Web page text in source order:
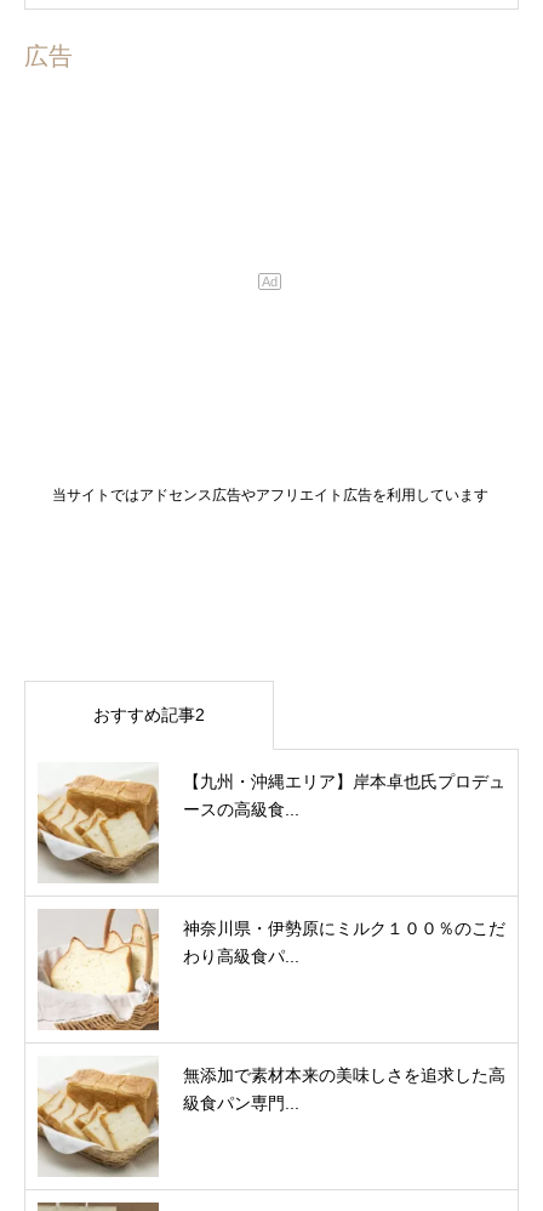
広告
当サイトではアドセンス広告やアフリエイト広告を利用しています
おすすめ記事2
【九州・沖縄エリア】岸本卓也氏プロデュ
ースの高級食...
神奈川県・伊勢原にミルク１００％のこだ
わり高級食パ...
無添加で素材本来の美味しさを追求した高
級食パン専門...